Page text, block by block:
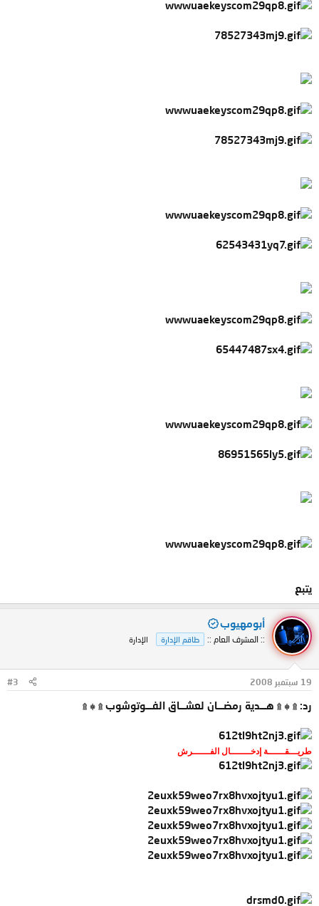
يتبع
أبومهيوب
:: المشرف العام :: طاقم الإدارة الإدارة
19 سبتمبر 2008 #3
رد: ۩ ۞ ۩ هـــدية رمضـــان لعشـــاق الفـــوتوشوب ۩ ۞ ۩
طريـــقــــــة إدخـــــــال الفــــــرش